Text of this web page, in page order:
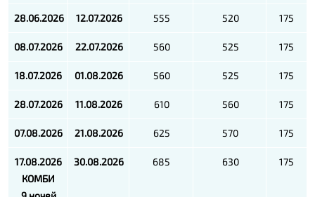
28.06.2026 12.07.2026 555 520 175
08.07.2026 22.07.2026 560 525 175
18.07.2026 01.08.2026 560 525 175
28.07.2026 11.08.2026 610 560 175
07.08.2026 21.08.2026 625 570 175
17.08.2026
КОМБИ
30.08.2026 685 630 175